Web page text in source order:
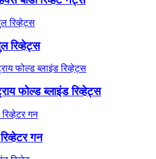
रिव्हेट्स
फोल्ड ब्लाइंड रिव्हेट्स
गन